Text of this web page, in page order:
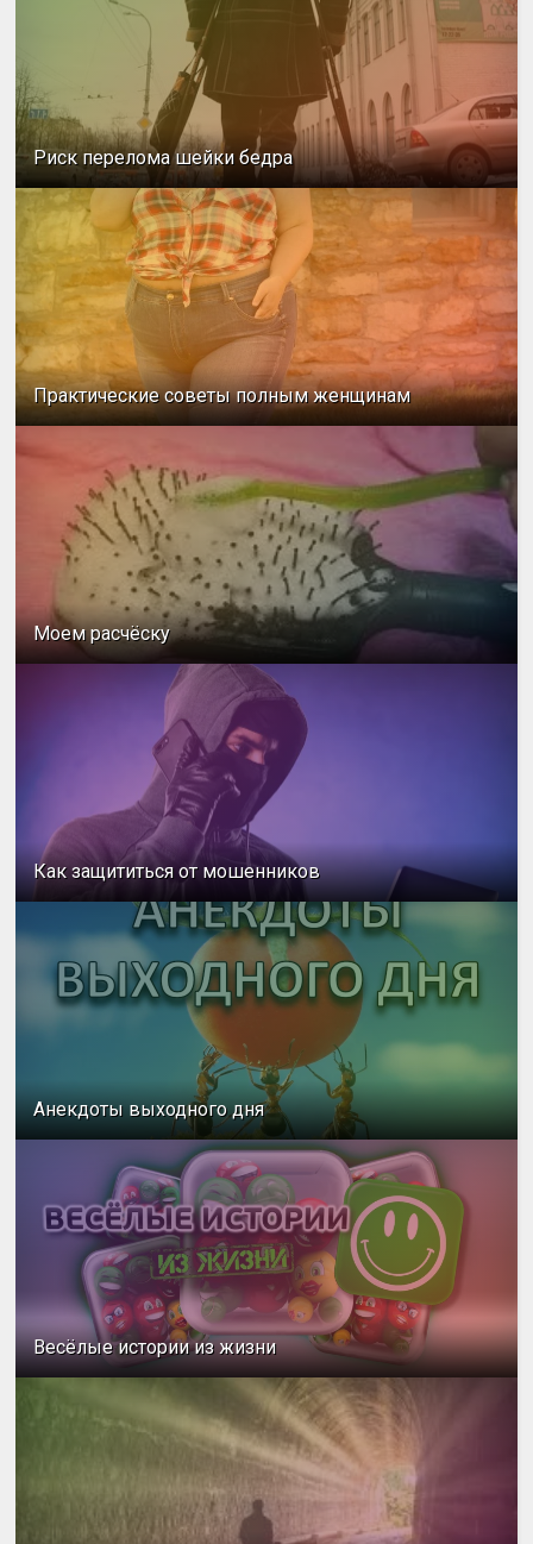
Риск перелома шейки бедра
Практические советы полным женщинам
Моем расчёску
Как защититься от мошенников
Анекдоты выходного дня
Весёлые истории из жизни